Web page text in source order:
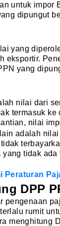
untuk impor
dipungut
yang
eksportir.
yang
nilai dari
termasuk ke
nilai
adalah nilai
tidak ada
Peraturan
DPP
pengenaan
rumit
menghitung